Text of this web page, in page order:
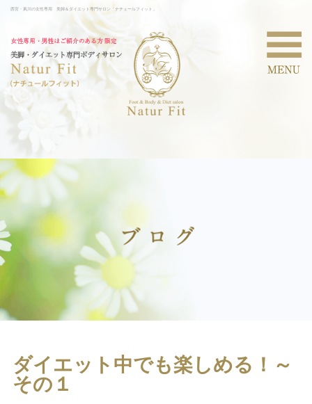
西宮・夙川の女性専用 美脚＆ダイエット専門サロン「ナチュールフィット」
ダイエット中でも楽しめる！～
その１